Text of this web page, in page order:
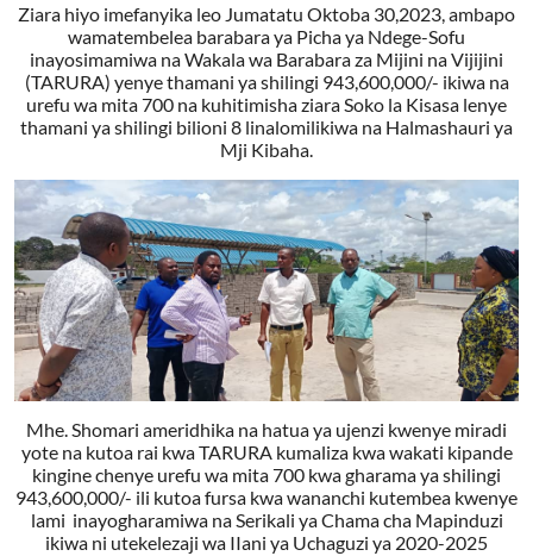
Ziara hiyo imefanyika leo Jumatatu Oktoba 30,2023, ambapo
wamatembelea barabara ya Picha ya Ndege-Sofu
inayosimamiwa na Wakala wa Barabara za Mijini na Vijijini
(TARURA) yenye thamani ya shilingi 943,600,000/- ikiwa na
urefu wa mita 700 na kuhitimisha ziara Soko la Kisasa lenye
thamani ya shilingi bilioni 8 linalomilikiwa na Halmashauri ya
Mji Kibaha.
Mhe. Shomari ameridhika na hatua ya ujenzi kwenye miradi
yote na kutoa rai kwa TARURA kumaliza kwa wakati kipande
kingine chenye urefu wa mita 700 kwa gharama ya shilingi
943,600,000/- ili kutoa fursa kwa wananchi kutembea kwenye
lami inayogharamiwa na Serikali ya Chama cha Mapinduzi
ikiwa ni utekelezaji wa IIani ya Uchaguzi ya 2020-2025